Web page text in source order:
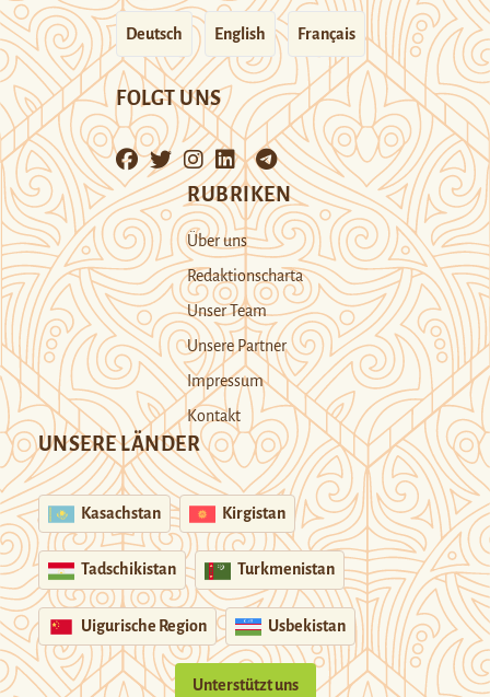
Deutsch English Français
FOLGT UNS
RUBRIKEN
Über uns
Redaktionscharta
Unser Team
Unsere Partner
Impressum
Kontakt
UNSERE LÄNDER
Kasachstan Kirgistan
Tadschikistan Turkmenistan
Uigurische Region Usbekistan
Unterstützt uns